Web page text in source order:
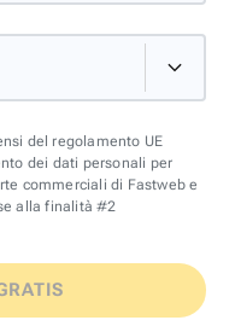
del regolamento UE
dei dati personali per
commerciali di Fastweb e
alla finalità #2